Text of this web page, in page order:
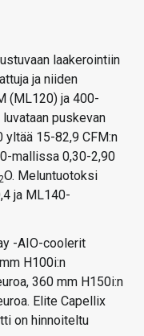
laakerointiin
ja niiden
(ML120) ja 400-
puskevan
yltää 15-82,9 CFM:n
mallissa 0,30-2,90
O. Meluntuotoksi
ja ML140-
-AIO-coolerit
H100i:n
360 mm H150i:n
Elite Capellix
on hinnoiteltu